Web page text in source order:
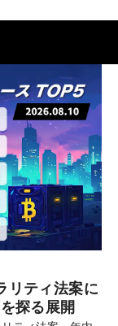
リティ法案に
探る展開